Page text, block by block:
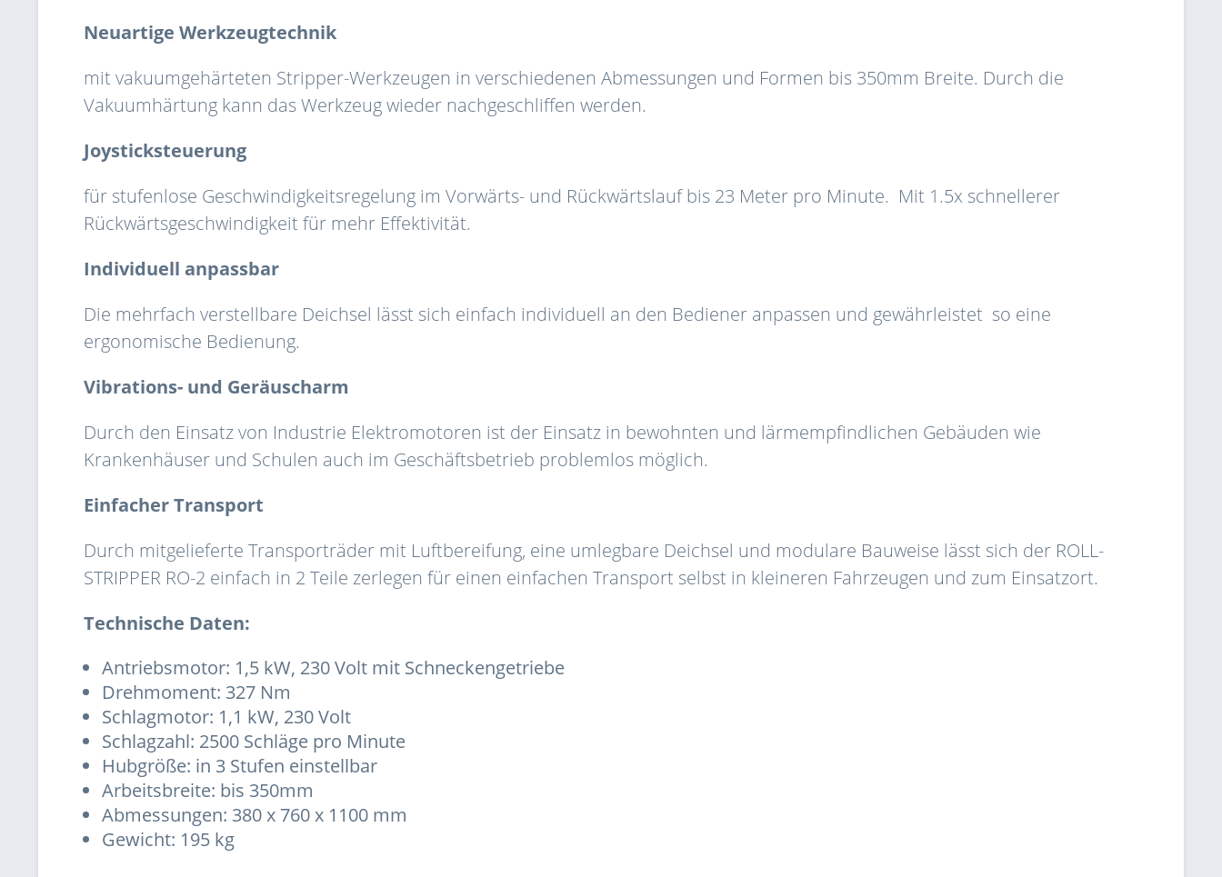
Neuartige Werkzeugtechnik
mit vakuumgehärteten Stripper-Werkzeugen in verschiedenen Abmessungen und Formen bis 350mm Breite. Durch die
Vakuumhärtung kann das Werkzeug wieder nachgeschliffen werden.
Joysticksteuerung
für stufenlose Geschwindigkeitsregelung im Vorwärts- und Rückwärtslauf bis 23 Meter pro Minute. Mit 1.5x schnellerer
Rückwärtsgeschwindigkeit für mehr Effektivität.
Individuell anpassbar
Die mehrfach verstellbare Deichsel lässt sich einfach individuell an den Bediener anpassen und gewährleistet so eine
ergonomische Bedienung.
Vibrations- und Geräuscharm
Durch den Einsatz von Industrie Elektromotoren ist der Einsatz in bewohnten und lärmempfindlichen Gebäuden wie
Krankenhäuser und Schulen auch im Geschäftsbetrieb problemlos möglich.
Einfacher Transport
Durch mitgelieferte Transporträder mit Luftbereifung, eine umlegbare Deichsel und modulare Bauweise lässt sich der ROLL-
STRIPPER RO-2 einfach in 2 Teile zerlegen für einen einfachen Transport selbst in kleineren Fahrzeugen und zum Einsatzort.
Technische Daten:
Antriebsmotor: 1,5 kW, 230 Volt mit Schneckengetriebe
Drehmoment: 327 Nm
Schlagmotor: 1,1 kW, 230 Volt
Schlagzahl: 2500 Schläge pro Minute
Hubgröße: in 3 Stufen einstellbar
Arbeitsbreite: bis 350mm
Abmessungen: 380 x 760 x 1100 mm
Gewicht: 195 kg